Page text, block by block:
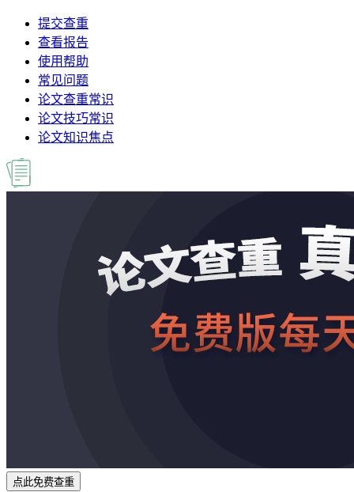
提交查重
查看报告
使用帮助
常见问题
论文查重常识
论文技巧常识
论文知识焦点
点此免费查重